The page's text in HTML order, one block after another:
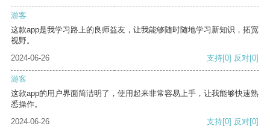
游客
这款app是我学习路上的良师益友，让我能够随时随地学习新知识，拓宽
视野。
2024-06-26
支持[0] 反对[0]
游客
这款app的用户界面简洁明了，使用起来非常容易上手，让我能够快速熟
悉操作。
2024-06-26
支持[0] 反对[0]